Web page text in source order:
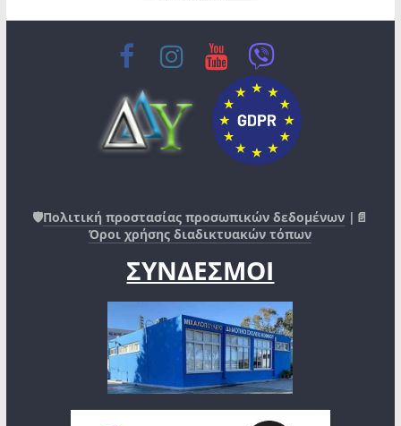
🛡️Πολιτική προστασίας προσωπικών δεδομένων |📄
Όροι χρήσης διαδικτυακών τόπων
ΣΥΝΔΕΣΜΟΙ